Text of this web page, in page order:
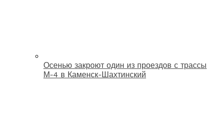
Осенью закроют один из проездов с трассы
М-4 в Каменск-Шахтинский